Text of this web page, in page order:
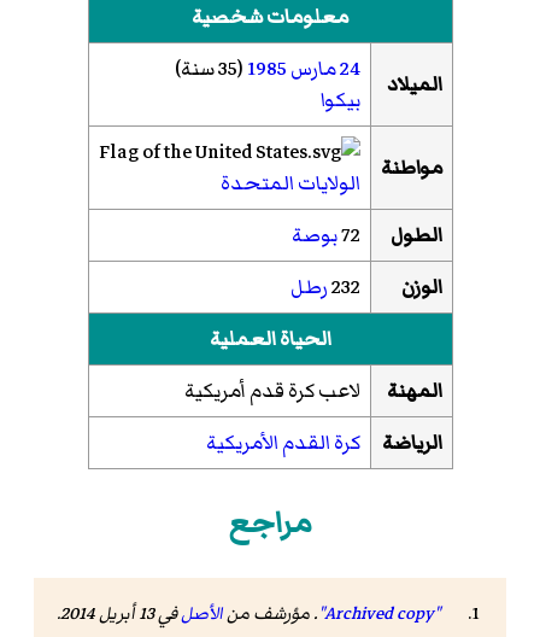
معلومات شخصية
الميلاد 24 مارس 1985(35 سنة)
بيكوا
مواطنة
الولايات المتحدة
الطول
72بوصة
الوزن
232رطل
الحياة العملية
المهنة
لاعب كرة قدم أمريكية
الرياضة
كرة القدم الأمريكية
مراجع
"Archived copy" . مؤرشف منالأصلفي 13 أبريل 2014
.